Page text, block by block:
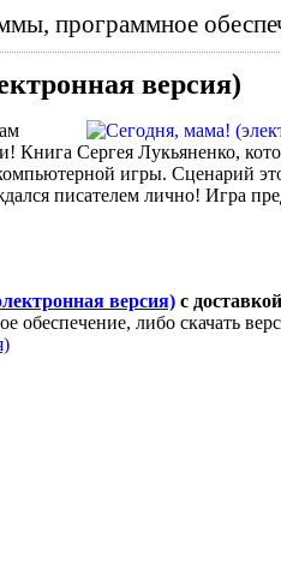
программное
версия)
Книга Сергея Лукьяненко,
игры. Сценарий
писателем лично! Игра
версия) с доставкой
обеспечение, либо скачать